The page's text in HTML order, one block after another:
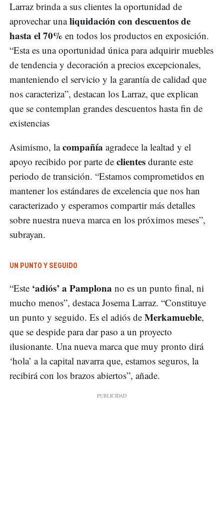
Larraz brinda a sus clientes la oportunidad de
aprovechar unaliquidación con descuentos de
hasta el 70% en todos los productos en exposición.
“Esta es una oportunidad única para adquirir muebles
de tendencia y decoración a precios excepcionales,
manteniendo el servicio y la garantía de calidad que
nos caracteriza”, destacan los Larraz, que explican
que se contemplan grandes descuentos hasta fin de
existencias
Asimismo, lacompañía agradece la lealtad y el
apoyo recibido por parte de clientes durante este
periodo de transición. “Estamos comprometidos en
mantener los estándares de excelencia que nos han
caracterizado y esperamos compartir más detalles
sobre nuestra nueva marca en los próximos meses”,
subrayan.
UN PUNTO Y SEGUIDO
“Este ‘adiós’ a Pamplona no es un punto final, ni
mucho menos”, destaca Josema Larraz. “Constituye
un punto y seguido. Es el adiós de Merkamueble,
que se despide para dar paso a un proyecto
ilusionante. Una nueva marca que muy pronto dirá
‘hola’ a la capital navarra que, estamos seguros, la
recibirá con los brazos abiertos”, añade.